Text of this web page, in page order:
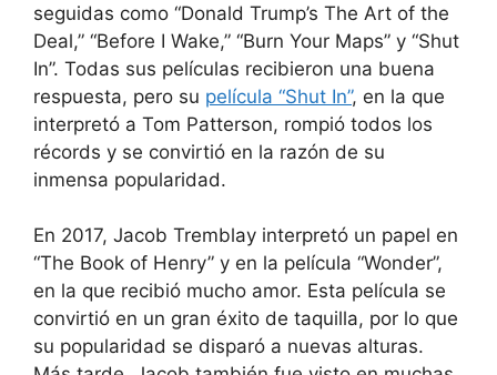
seguidas como “Donald Trump’s The Art of the
Deal,” “Before I Wake,” “Burn Your Maps” y “Shut
In”. Todas sus películas recibieron una buena
respuesta, pero su película “Shut In”, en la que
interpretó a Tom Patterson, rompió todos los
récords y se convirtió en la razón de su
inmensa popularidad.
En 2017, Jacob Tremblay interpretó un papel en
“The Book of Henry” y en la película “Wonder”,
en la que recibió mucho amor. Esta película se
convirtió en un gran éxito de taquilla, por lo que
su popularidad se disparó a nuevas alturas.